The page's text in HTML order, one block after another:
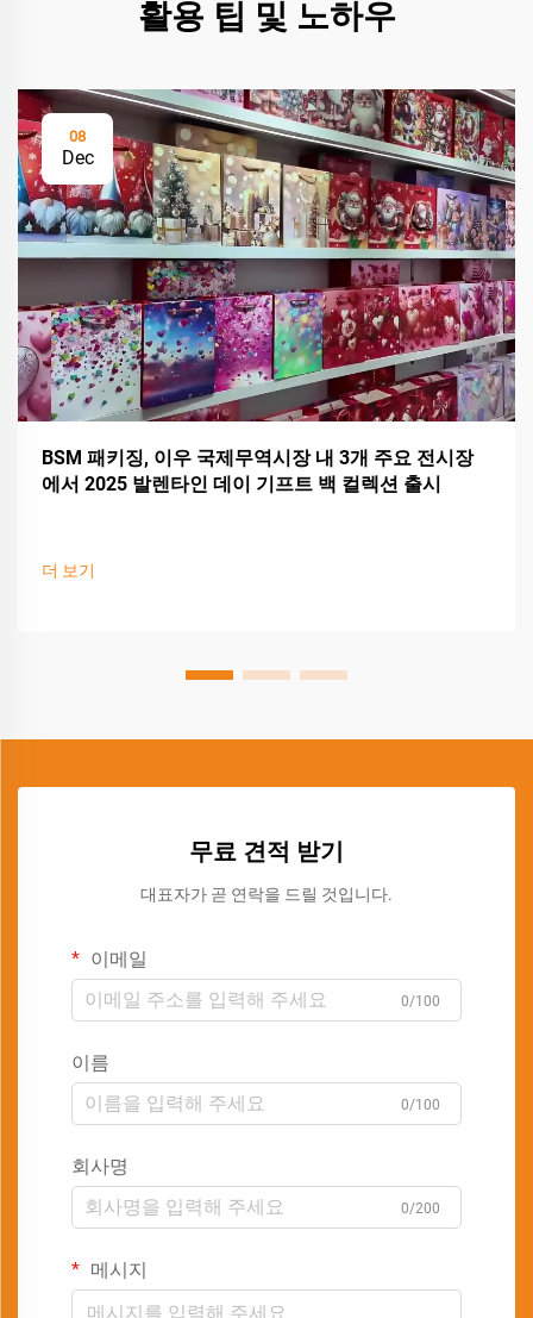
활용 팁 및 노하우
08
Dec
BSM 패키징, 이우 국제무역시장 내 3개 주요 전시장
에서 2025 발렌타인 데이 기프트 백 컬렉션 출시
더 보기
무료 견적 받기
대표자가 곧 연락을 드릴 것입니다.
이메일
0/100
이름
0/100
회사명
0/200
메시지